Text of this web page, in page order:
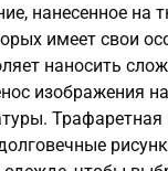
нанесенное на
имеет свои
наносить
изображения